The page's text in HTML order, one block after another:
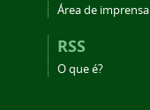
Área de imprensa
RSS
O que é?